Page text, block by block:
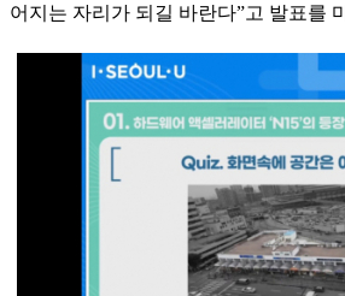
어지는 자리가 되길 바란다”고 발표를